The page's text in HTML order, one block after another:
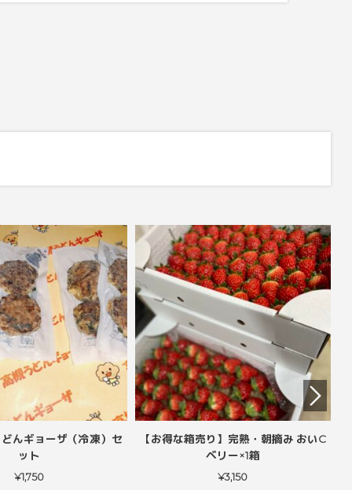
川きくらげ（乾燥・ス
ス）黒 100ｇ
¥2,000
お試し3点セット 高知県産仁淀川きく
らげ 黒きくらげホール25g×1袋、黒き
くらげスライス25g×1袋、白きくらげ